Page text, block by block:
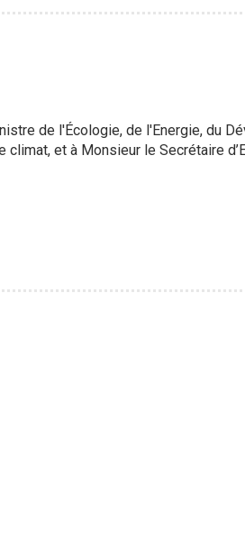
de l'Écologie, de l'Energie, du
et à Monsieur le Secrétaire